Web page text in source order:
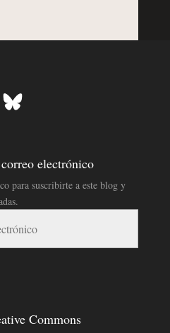
Bluesky
electrónico
para suscribirte a este blog y
Commons